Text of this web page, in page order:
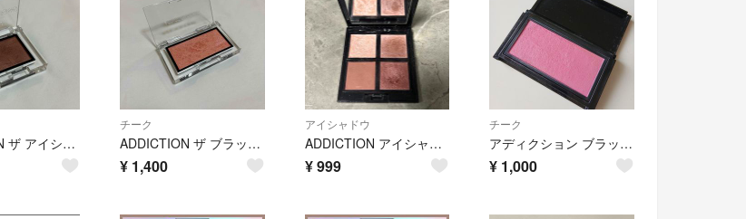
ADDICTION ザ アイシャドウ パール 006P
チーク
ADDICTION ザ ブラッシュ ニュアンサー 003N
¥ 1,400
アイシャドウ
ADDICTION アイシャドウ
¥999
チーク
アディクション ブラッシュ 33
¥ 1,000